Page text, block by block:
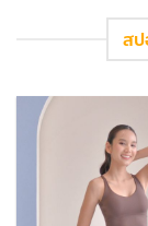
สป